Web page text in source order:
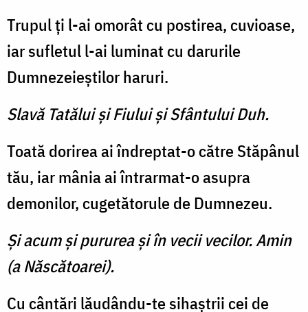
Trupul ţi l-ai omorât cu postirea, cuvioase,
iar sufletul l-ai luminat cu darurile
Dumnezeieştilor haruri.
Slavă Tatălui şi Fiului şi Sfântului Duh.
Toată dorirea ai îndreptat-o către Stăpânul
tău, iar mânia ai întrarmat-o asupra
demonilor, cugetătorule de Dumnezeu.
Şi acum şi pururea şi în vecii vecilor. Amin
(a Născătoarei).
Cu cântări lăudându-te sihaştrii cei de